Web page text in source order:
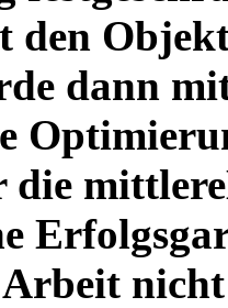
den
dann